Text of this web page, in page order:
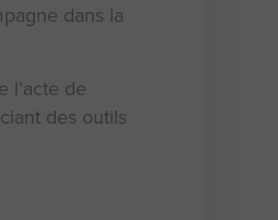
dans la
l’acte de
des outils